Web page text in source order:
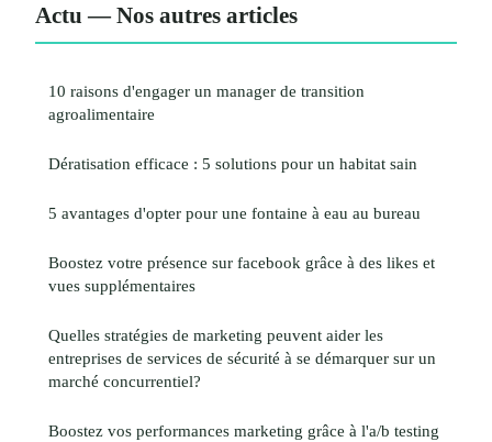
Actu — Nos autres articles
10 raisons d'engager un manager de transition
agroalimentaire
Dératisation efficace : 5 solutions pour un habitat sain
5 avantages d'opter pour une fontaine à eau au bureau
Boostez votre présence sur facebook grâce à des likes et
vues supplémentaires
Quelles stratégies de marketing peuvent aider les
entreprises de services de sécurité à se démarquer sur un
marché concurrentiel?
Boostez vos performances marketing grâce à l'a/b testing